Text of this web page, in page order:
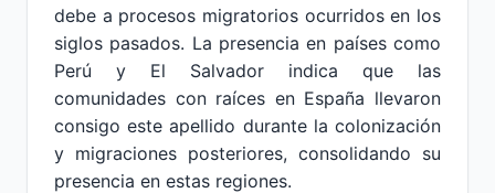
debe a procesos migratorios ocurridos en los
siglos pasados. La presencia en países como
Perú y El Salvador indica que las
comunidades con raíces en España llevaron
consigo este apellido durante la colonización
y migraciones posteriores, consolidando su
presencia en estas regiones.